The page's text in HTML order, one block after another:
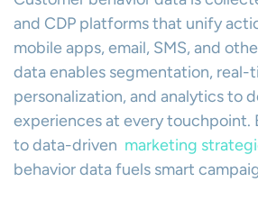
and CDP platforms that unify
mobile apps, email, SMS, and
data enables segmentation, real-
personalization, and analytics to
experiences at every touchpoint.
to data-driven marketing
behavior data fuels smart